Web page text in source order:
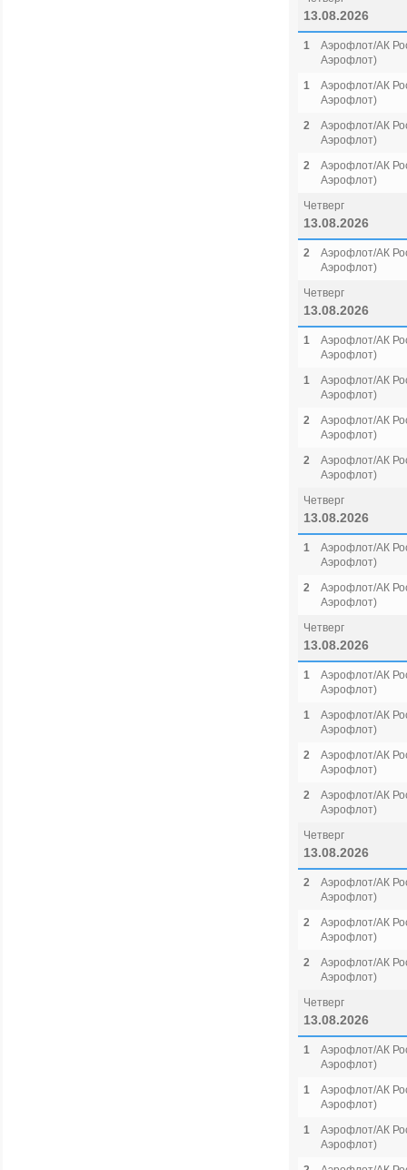
13.08.2026
1
Аэрофлот/АК
Аэрофлот)
1
Аэрофлот/АК
Аэрофлот)
2
Аэрофлот/АК
Аэрофлот)
2
Аэрофлот/АК
Аэрофлот)
Четверг
13.08.2026
2
Аэрофлот/АК
Аэрофлот)
Четверг
13.08.2026
1
Аэрофлот/АК
Аэрофлот)
1
Аэрофлот/АК
Аэрофлот)
2
Аэрофлот/АК
Аэрофлот)
2
Аэрофлот/АК
Аэрофлот)
Четверг
13.08.2026
1
Аэрофлот/АК
Аэрофлот)
2
Аэрофлот/АК
Аэрофлот)
Четверг
13.08.2026
1
Аэрофлот/АК
Аэрофлот)
1
Аэрофлот/АК
Аэрофлот)
2
Аэрофлот/АК
Аэрофлот)
2
Аэрофлот/АК
Аэрофлот)
Четверг
13.08.2026
2
Аэрофлот/АК
Аэрофлот)
2
Аэрофлот/АК
Аэрофлот)
2
Аэрофлот/АК
Аэрофлот)
Четверг
13.08.2026
1
Аэрофлот/АК
Аэрофлот)
1
Аэрофлот/АК
Аэрофлот)
1
Аэрофлот/АК
Аэрофлот)